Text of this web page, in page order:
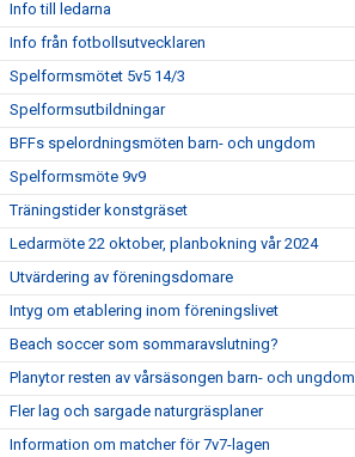
Info till ledarna
Info från fotbollsutvecklaren
Spelformsmötet 5v5 14/3
Spelformsutbildningar
BFFs spelordningsmöten barn- och ungdom
Spelformsmöte 9v9
Träningstider konstgräset
Ledarmöte 22 oktober, planbokning vår 2024
Utvärdering av föreningsdomare
Intyg om etablering inom föreningslivet
Beach soccer som sommaravslutning?
Planytor resten av vårsäsongen barn- och ungdom
Fler lag och sargade naturgräsplaner
Information om matcher för 7v7-lagen